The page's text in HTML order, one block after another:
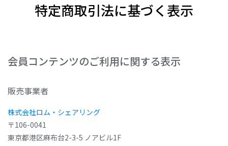
特定商取引法に基づく表示
会員コンテンツのご利用に関する表示
販売事業者
株式会社ロム・シェアリング
〒106-0041
東京都港区麻布台2-3-5 ノアビル1F